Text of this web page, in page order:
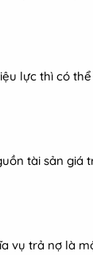
lực thì có
tài sản giá
vụ trả nợ là